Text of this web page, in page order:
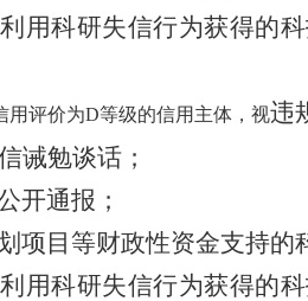
用科研失信行为获得的
用评价为D等级的信用主体，视违
诫勉谈话；
开通报；
项目等财政性资金支持的
用科研失信行为获得的